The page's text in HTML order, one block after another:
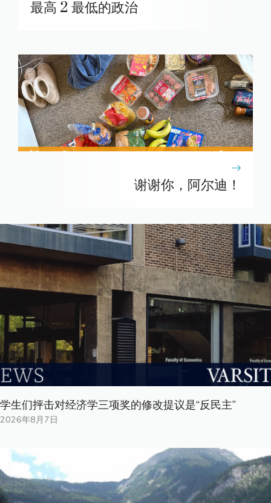
最高 2 最低的政治
谢谢你，阿尔迪！
学生们抨击对经济学三项奖的修改提议是“反民主”
2026年8月7日